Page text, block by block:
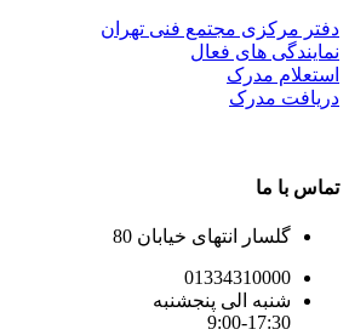
دفتر مرکزی مجتمع فنی تهران
نمایندگی های فعال
استعلام مدرک
دریافت مدرک
تماس با ما
گلسار انتهای خیابان 80
01334310000
شنبه الی پنجشنبه
9:00-17:30